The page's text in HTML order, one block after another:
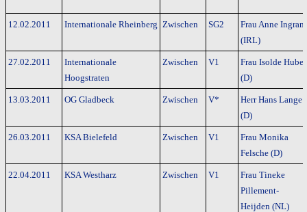
12.02.2011 Internationale Rheinberg Zwischen SG2
Frau Anne Ingram
(IRL)
27.02.2011
Internationale
Hoogstraten
Zwischen V1
Frau Isolde Huber
(D)
13.03.2011 OG Gladbeck Zwischen V*
Herr Hans Lange
(D)
26.03.2011 KSA Bielefeld Zwischen V1
Frau Monika
Felsche (D)
22.04.2011 KSA Westharz Zwischen V1
Frau Tineke
Pillement-
Heijden (NL)